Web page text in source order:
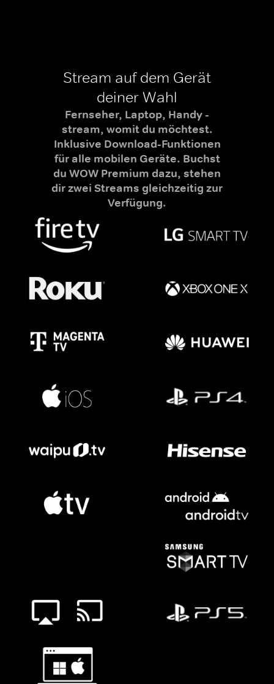
Stream auf dem Gerät
deiner Wahl
Fernseher, Laptop, Handy -
stream, womit du möchtest.
Inklusive Download-Funktionen
für alle mobilen Geräte. Buchst
du WOW Premium dazu, stehen
dir zwei Streams gleichzeitig zur
Verfügung.